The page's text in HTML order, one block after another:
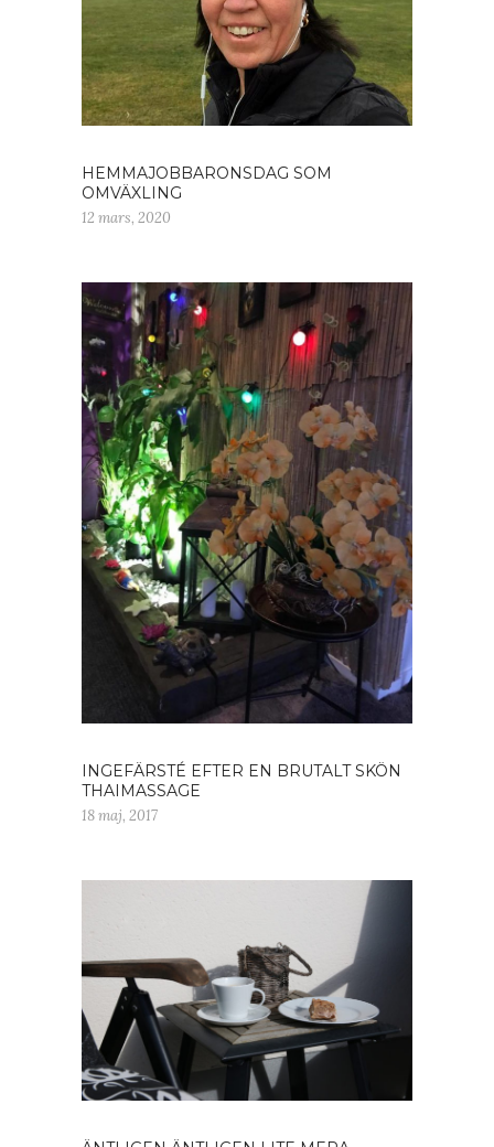
HEMMAJOBBARONSDAG SOM
OMVÄXLING
12 mars, 2020
INGEFÄRSTÉ EFTER EN BRUTALT SKÖN
THAIMASSAGE
18 maj, 2017